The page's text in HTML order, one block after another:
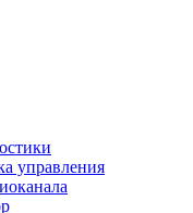
управления